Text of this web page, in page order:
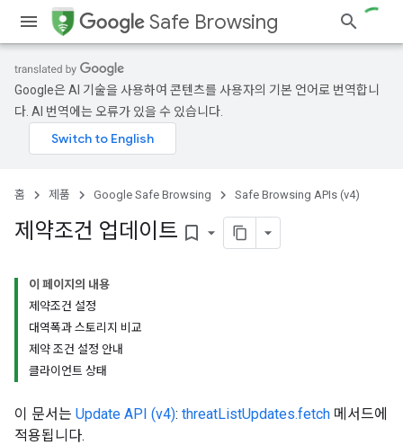
Safe Browsing
Google은 AI 기술을 사용하여 콘텐츠를 사용자의 기본 언어로 번역합니
다. AI 번역에는 오류가 있을 수 있습니다.
홈 제품 Google Safe Browsing Safe Browsing APIs (v4)
제약조건 업데이트 bookmark_border
이 페이지의 내용
제약조건 설정
대역폭과 스토리지 비교
제약 조건 설정 안내
클라이언트 상태
이 문서는 Update API (v4): threatListUpdates.fetch 메서드에
적용됩니다.